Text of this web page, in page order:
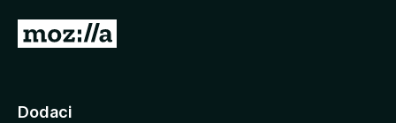
4
,
d
n
Dodaci